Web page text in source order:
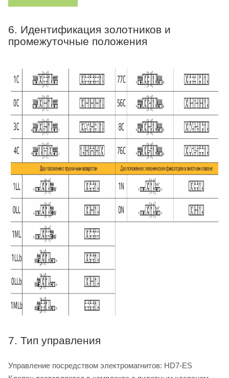
6. Идентификация золотников и
промежуточные положения
7. Тип управления
Управление посредством электромагнитов: HD7-ES